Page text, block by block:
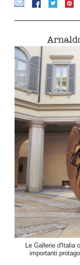
Le Gallerie d'Italia
importanti